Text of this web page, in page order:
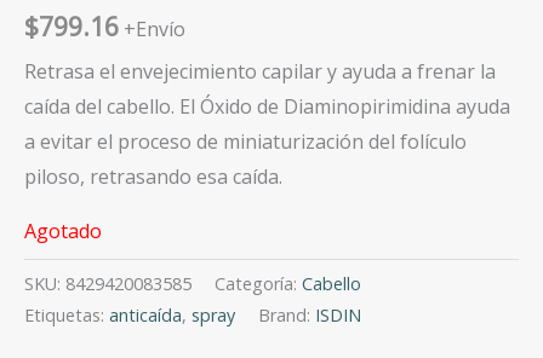
$799.16 +Envío
Retrasa el envejecimiento capilar y ayuda a frenar la
caída del cabello. El Óxido de Diaminopirimidina ayuda
a evitar el proceso de miniaturización del folículo
piloso, retrasando esa caída.
Agotado
SKU: 8429420083585 Categoría: Cabello
Etiquetas: anticaída, spray Brand: ISDIN